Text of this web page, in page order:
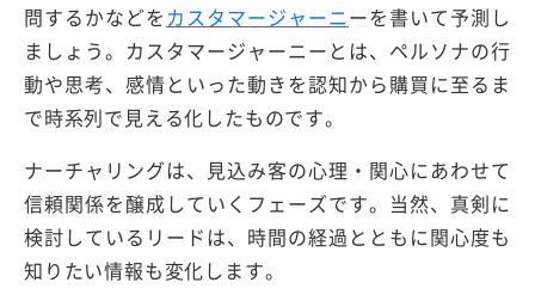
問するかなどを カスタマージャーニーを書いて予測し
ましょう。カスタマージャーニーとは、ペルソナの行
動や思考、感情といった動きを認知から購買に至るま
で時系列で見える化したものです。
ナーチャリングは、見込み客の心理・関心にあわせて
信頼関係を醸成していくフェーズです。当然、真剣に
検討しているリードは、時間の経過とともに関心度も
知りたい情報も変化します。